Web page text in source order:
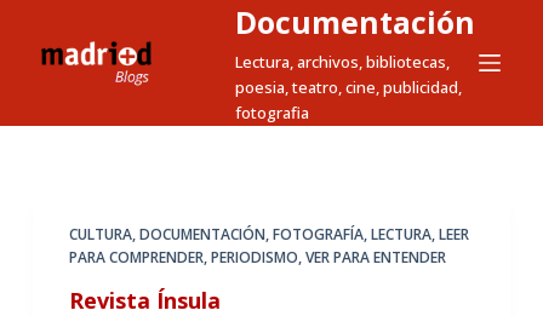
t
Documentación
Lectura, archivos, bibliotecas,
poesia, teatro, cine, publicidad,
fotografia
CULTURA,DOCUMENTACIÓN,FOTOGRAFÍA,LECTURA,LEER
PARA COMPRENDER,PERIODISMO,VER PARA ENTENDER
Revista Ínsula